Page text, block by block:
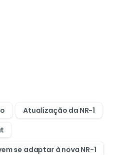
Atualização da NR-1
se adaptar à nova NR-1